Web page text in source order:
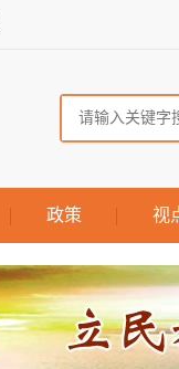
政策 视